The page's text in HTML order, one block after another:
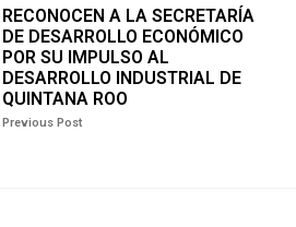
RECONOCEN A LA SECRETARÍA
DE DESARROLLO ECONÓMICO
POR SU IMPULSO AL
DESARROLLO INDUSTRIAL DE
QUINTANA ROO
Previous Post